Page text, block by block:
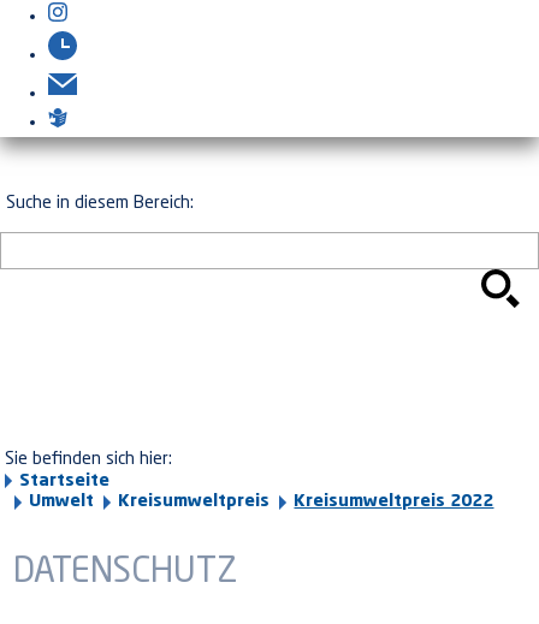
Suche in diesem Bereich:
Sie befinden sich hier:
Startseite
Umwelt
Kreisumweltpreis Kreisumweltpreis 2022
DATENSCHUTZ